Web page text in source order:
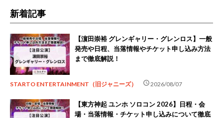
新着記事
【濵田崇裕 グレンギャリー・グレンロス】一般
発売や日程、当落情報やチケット申し込み方法
まで徹底解説！
STARTO ENTERTAINMENT（旧ジャニーズ） schedule2026/08/07
【東方神起 ユンホ ソロコン 2026】日程・会
場・当落情報・チケット申し込みについて徹底